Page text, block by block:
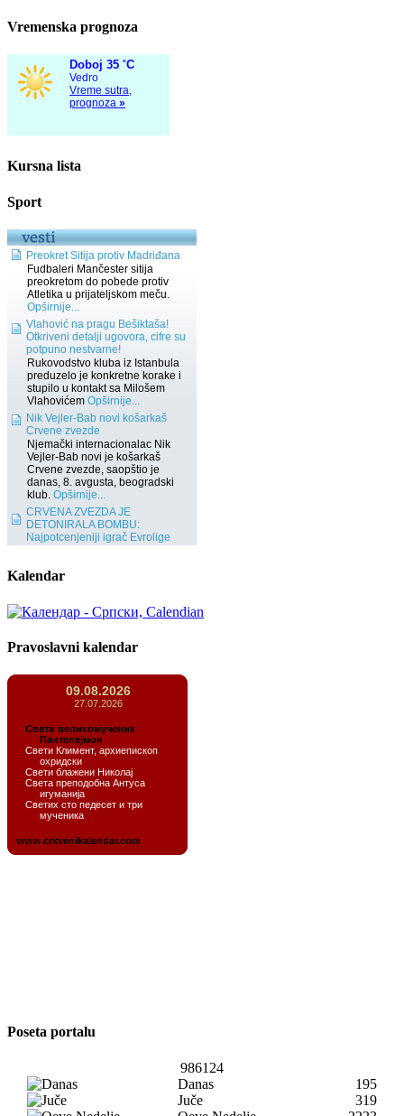
Vremenska prognoza
Kursna lista
Sport
Kalendar
Pravoslavni kalendar
Poseta portalu
986124
Danas
195
Juče
319